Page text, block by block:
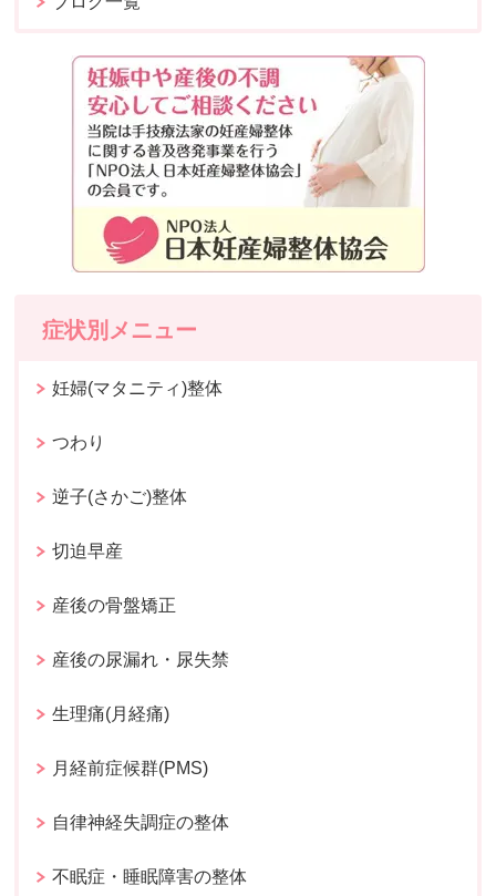
症状別メニュー
妊婦(マタニティ)整体
つわり
逆子(さかご)整体
切迫早産
産後の骨盤矯正
産後の尿漏れ・尿失禁
生理痛(月経痛)
月経前症候群(PMS)
自律神経失調症の整体
不眠症・睡眠障害の整体